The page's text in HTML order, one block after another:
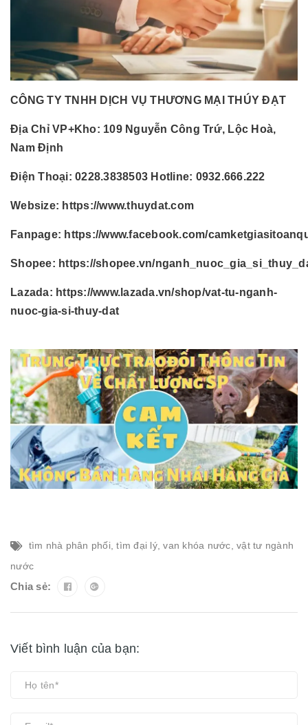
CÔNG TY TNHH DỊCH VỤ THƯƠNG MẠI THÚY ĐẠT
Địa Chỉ VP+Kho: 109 Nguyễn Công Trứ, Lộc Hoà,
Nam Định
Điện Thoại: 0228.3838503 Hotline: 0932.666.222
Websize: https://www.thuydat.com
Fanpage: https://www.facebook.com/
Shopee: https://shopee.vn/
Lazada: https://www.lazada.vn/shop/vat-tu-nganh-
nuoc-gia-si-thuy-dat
tìm nhà phân phối ,tìm đại lý,van khóa nước vật tư ngành
nước
Chia sẻ:
Viết bình luận của bạn: